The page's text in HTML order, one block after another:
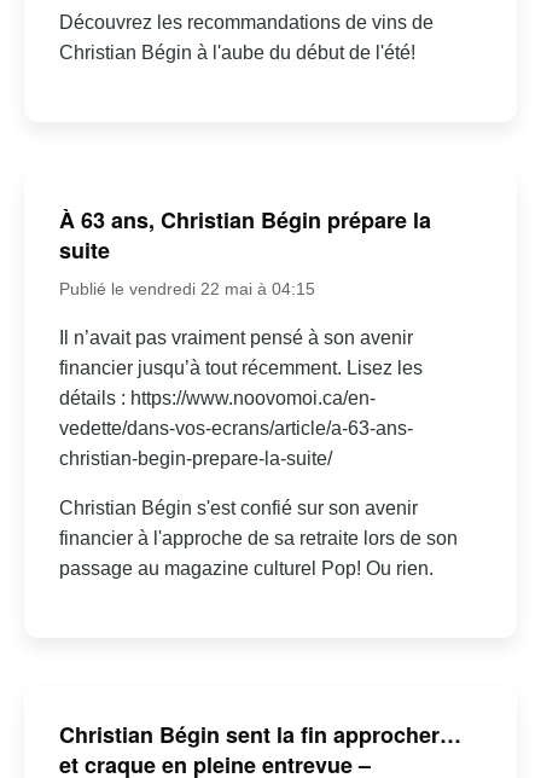
Découvrez les recommandations de vins de
Christian Bégin à l'aube du début de l'été!
À 63 ans, Christian Bégin prépare la
suite
Publié le vendredi 22 mai à 04:15
Il n’avait pas vraiment pensé à son avenir
financier jusqu’à tout récemment. Lisez les
détails : https://www.noovomoi.ca/en-
vedette/dans-vos-ecrans/article/a-63-ans-
christian-begin-prepare-la-suite/
Christian Bégin s'est confié sur son avenir
financier à l'approche de sa retraite lors de son
passage au magazine culturel Pop! Ou rien.
Christian Bégin sent la fin approcher…
et craque en pleine entrevue –